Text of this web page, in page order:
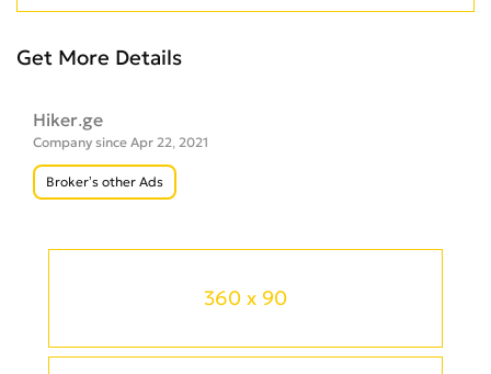
360 x 90
Get More Details
Hiker.ge
Company since Apr 22, 2021
Broker’s other Ads